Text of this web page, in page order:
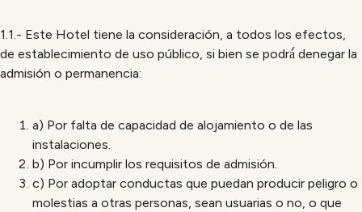
1.1.- Este Hotel tiene la consideración, a todos los efectos,
de establecimiento de uso público, si bien se podrá́ denegar la
admisión o permanencia:
a) Por falta de capacidad de alojamiento o de las
instalaciones.
b) Por incumplir los requisitos de admisión.
c) Por adoptar conductas que puedan producir peligro o
molestias a otras personas, sean usuarias o no, o que